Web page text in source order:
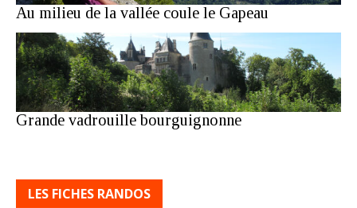
Au milieu de la vallée coule le Gapeau
Grande vadrouille bourguignonne
LES FICHES RANDOS